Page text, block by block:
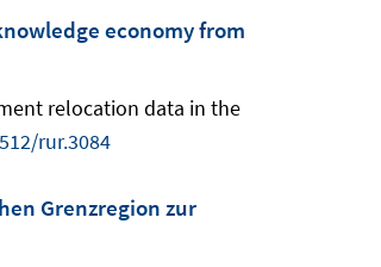
economy from
relocation data in the
rur.3084
Grenzregion zur